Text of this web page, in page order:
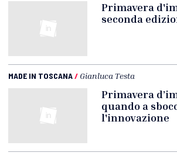
Primavera
seconda
MADE IN TOSCANA/ Gianluca Testa
Primavera
quando a
l'innovazione